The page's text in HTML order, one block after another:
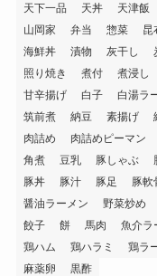
天下一品
天丼 天津飯
山岡家
弁当 惣菜 昆
海鮮丼
漬物 灰干し
照り焼き
煮付 煮浸し
甘辛揚げ
白子 白湯ラ
筑前煮
納豆 素揚げ
肉詰め
肉詰めピーマン
角煮
豆乳 豚しゃぶ
豚丼
豚汁 豚足 豚軟
醤油ラーメン
野菜炒め
餃子
餅 馬肉 魚介ラ
鶏ハム
鶏ハラミ 鶏ラ
麻薬卵
黒酢